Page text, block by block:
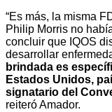
“Es más, la misma
Philip Morris no
concluir que IQOS
desarrollar
brindada es
Estados Unidos,
signatario del
reiteró Amador.